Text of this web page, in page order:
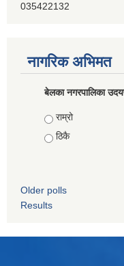
035422132
नागरिक अभिमत
बेलका नगरपालिका
Choices
राम्रो
ठिकै
Older polls
Results